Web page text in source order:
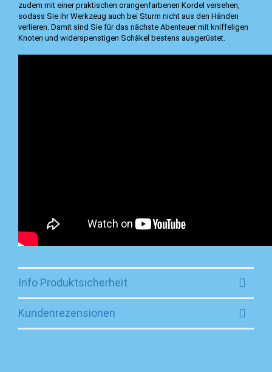
zudem mit einer praktischen orangenfarbenen Kordel versehen,
sodass Sie ihr Werkzeug auch bei Sturm nicht aus den Händen
verlieren. Damit sind Sie für das nächste Abenteuer mit kniffeligen
Knoten und widerspenstigen Schäkel bestens ausgerüstet.
Info Produktsicherheit
Kundenrezensionen